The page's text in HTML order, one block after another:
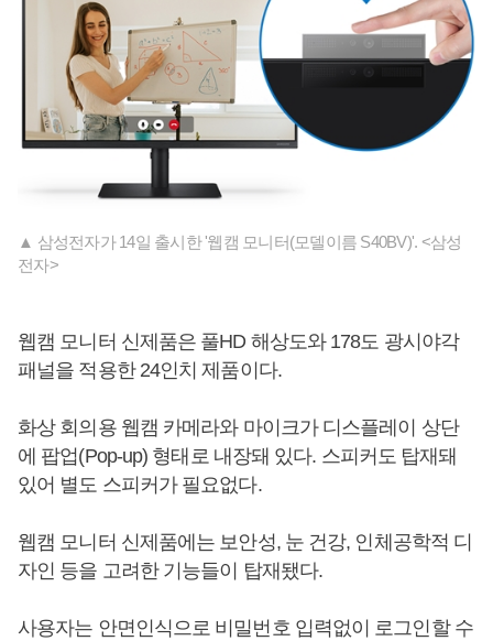
▲ 삼성전자가 14일 출시한 '웹캠 모니터(모델이름 S40BV)'. <삼성
전자>
웹캠 모니터 신제품은 풀HD 해상도와 178도 광시야각
패널을 적용한 24인치 제품이다.
화상 회의용 웹캠 카메라와 마이크가 디스플레이 상단
에 팝업(Pop-up) 형태로 내장돼 있다. 스피커도 탑재돼
있어 별도 스피커가 필요없다.
웹캠 모니터 신제품에는 보안성, 눈 건강, 인체공학적 디
자인 등을 고려한 기능들이 탑재됐다.
사용자는 안면인식으로 비밀번호 입력없이 로그인할 수